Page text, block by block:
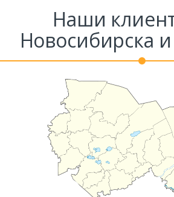
Наши
Новосибирска